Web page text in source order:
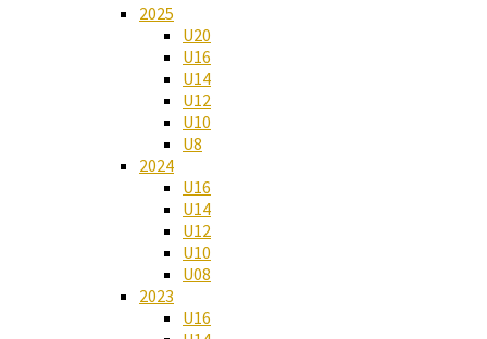
2025
U20
U16
U14
U12
U10
U8
2024
U16
U14
U12
U10
U08
2023
U16